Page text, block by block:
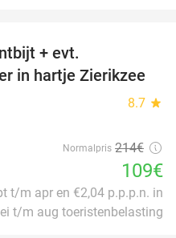
+ evt.
in hartje Zierikzee
8.7 star
Normalpris 214€
109€
t/m apr en €2,04 p.p.p.n. in
t/m aug toeristenbelasting